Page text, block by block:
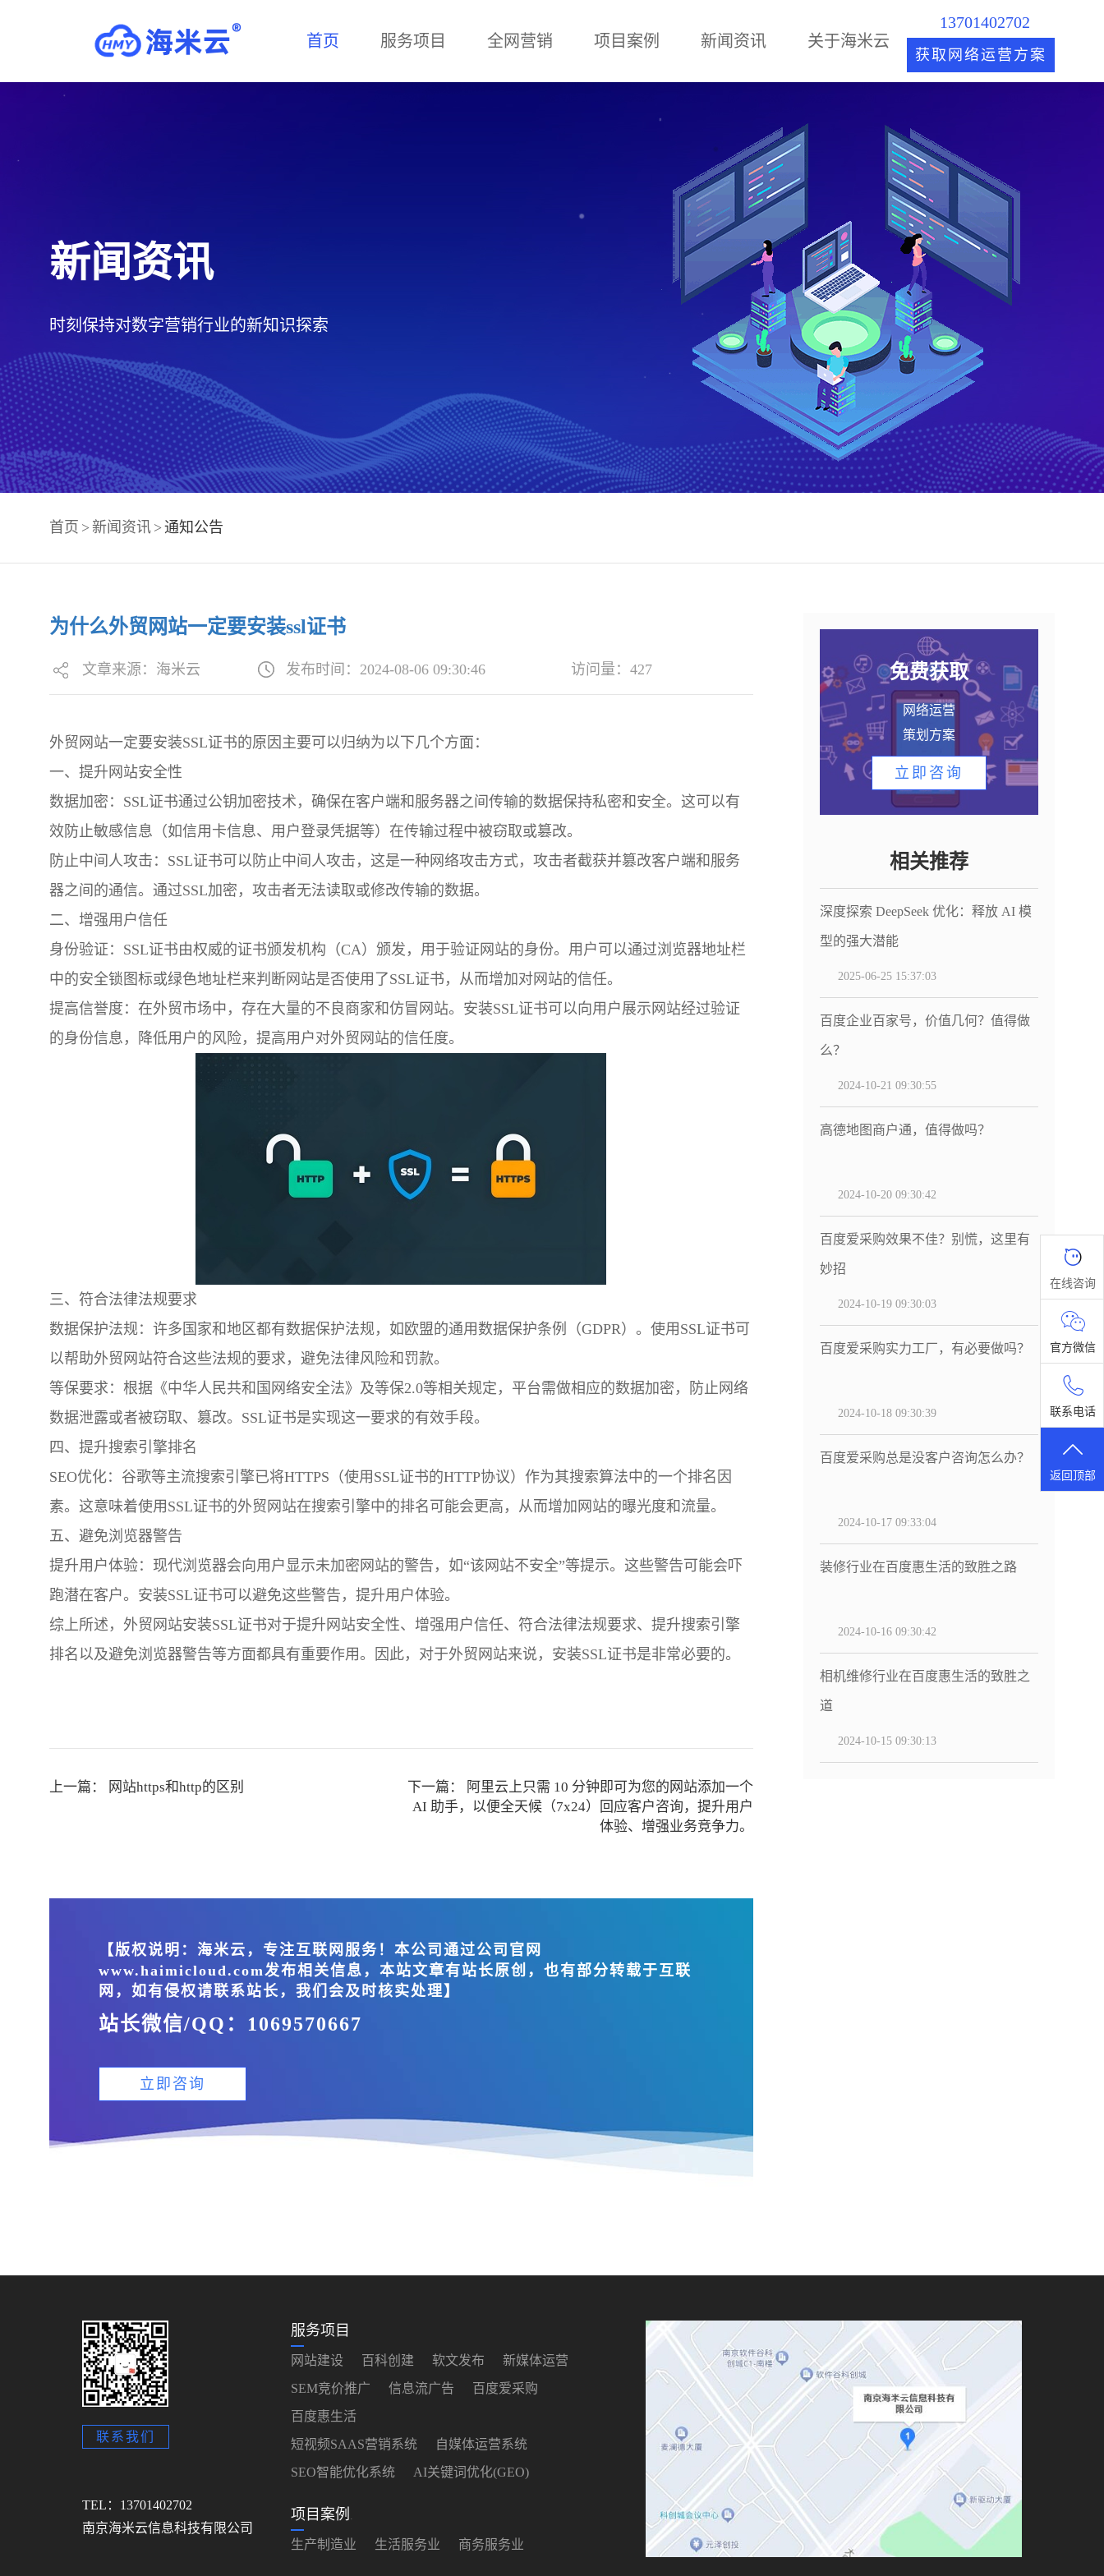
首页 服务项目 全网营销 项目案例 新闻资讯 关于海米云
13701402702
获取网络运营方案
新闻资讯
时刻保持对数字营销行业的新知识探索
首页 >新闻资讯 >通知公告
为什么外贸网站一定要安装ssl证书
文章来源：海米云 发布时间：2024-08-06 09:30:46 访问量：427
外贸网站一定要安装SSL证书的原因主要可以归纳为以下几个方面：
一、提升网站安全性
数据加密：SSL证书通过公钥加密技术，确保在客户端和服务器之间传输的数据保持私密和安全。这可以有
效防止敏感信息（如信用卡信息、用户登录凭据等）在传输过程中被窃取或篡改。
防止中间人攻击：SSL证书可以防止中间人攻击，这是一种网络攻击方式，攻击者截获并篡改客户端和服务
器之间的通信。通过SSL加密，攻击者无法读取或修改传输的数据。
二、增强用户信任
身份验证：SSL证书由权威的证书颁发机构（CA）颁发，用于验证网站的身份。用户可以通过浏览器地址栏
中的安全锁图标或绿色地址栏来判断网站是否使用了SSL证书，从而增加对网站的信任。
提高信誉度：在外贸市场中，存在大量的不良商家和仿冒网站。安装SSL证书可以向用户展示网站经过验证
的身份信息，降低用户的风险，提高用户对外贸网站的信任度。
三、符合法律法规要求
数据保护法规：许多国家和地区都有数据保护法规，如欧盟的通用数据保护条例（GDPR）。使用SSL证书可
以帮助外贸网站符合这些法规的要求，避免法律风险和罚款。
等保要求：根据《中华人民共和国网络安全法》及等保2.0等相关规定，平台需做相应的数据加密，防止网络
数据泄露或者被窃取、篡改。SSL证书是实现这一要求的有效手段。
四、提升搜索引擎排名
SEO优化：谷歌等主流搜索引擎已将HTTPS（使用SSL证书的HTTP协议）作为其搜索算法中的一个排名因
素。这意味着使用SSL证书的外贸网站在搜索引擎中的排名可能会更高，从而增加网站的曝光度和流量。
五、避免浏览器警告
提升用户体验：现代浏览器会向用户显示未加密网站的警告，如“该网站不安全”等提示。这些警告可能会吓
跑潜在客户。安装SSL证书可以避免这些警告，提升用户体验。
综上所述，外贸网站安装SSL证书对于提升网站安全性、增强用户信任、符合法律法规要求、提升搜索引擎
排名以及避免浏览器警告等方面都具有重要作用。因此，对于外贸网站来说，安装SSL证书是非常必要的。
上一篇： 网站https和http的区别 下一篇：
阿里云上只需 10 分钟即可为您的网站添加一个
AI 助手，以便全天候（7x24）回应客户咨询，提升用户
体验、增强业务竞争力。
【版权说明：海米云，专注互联网服务！本公司通过公司官网
www.haimicloud.com发布相关信息，本站文章有站长原创，也有部分转载于互联
网，如有侵权请联系站长，我们会及时核实处理】
站长微信/QQ：1069570667
立即咨询
免费获取
网络运营
策划方案
立即咨询
相关推荐
深度探索 DeepSeek 优化：释放 AI 模
型的强大潜能
2025-06-25 15:37:03
百度企业百家号，价值几何？值得做
么？
2024-10-21 09:30:55
高德地图商户通，值得做吗？
2024-10-20 09:30:42
百度爱采购效果不佳？别慌，这里有
妙招
2024-10-19 09:30:03
百度爱采购实力工厂，有必要做吗？
2024-10-18 09:30:39
百度爱采购总是没客户咨询怎么办？
2024-10-17 09:33:04
装修行业在百度惠生活的致胜之路
2024-10-16 09:30:42
相机维修行业在百度惠生活的致胜之
道
2024-10-15 09:30:13
联系我们
TEL：13701402702
南京海米云信息科技有限公司
服务项目
网站建设 百科创建 软文发布
新媒体运营
SEM竞价推广
信息流广告
百度爱采购
百度惠生活
短视频SAAS营销系统
自媒体运营系统
SEO智能优化系统
AI关键词优化(GEO)
项目案例
生产制造业 生活服务业 商务服务业
在线咨询
官方微信
联系电话
返回顶部